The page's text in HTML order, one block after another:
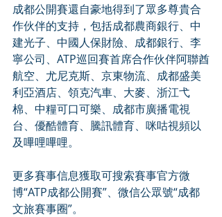
成都公開賽還自豪地得到了眾多尊貴合
作伙伴的支持，包括成都農商銀行、中
建光子、中國人保財險、成都銀行、李
寧公司、ATP巡回賽首席合作伙伴阿聯酋
航空、尤尼克斯、京東物流、成都盛美
利亞酒店、領克汽車、大麥、浙江弋
棉、中糧可口可樂、成都市廣播電視
台、優酷體育、騰訊體育、咪咕視頻以
及嗶哩嗶哩。
更多賽事信息獲取可搜索賽事官方微
博“ATP成都公開賽”、微信公眾號“成都
文旅賽事圈”。